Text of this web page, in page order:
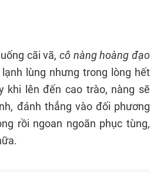
cãi vã,cô nàng hoàng đạo
lùng nhưng trong lòng hết
khi lên đến cao trào, nàng sẽ
đánh thẳng vào đối phương
rồi ngoan ngoãn phục tùng,